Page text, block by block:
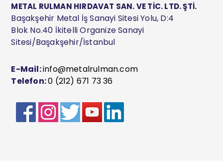
METAL RULMAN HIRDAVAT SAN. VE TİC. LTD. ŞTİ.
Başakşehir Metal İş Sanayi Sitesi Yolu, D:4
Blok No.40 İkitelli Organize Sanayi
Sitesi/Başakşehir/İstanbul
E-Mail:info@metalrulman.com
Telefon:0 (212) 671 73 36